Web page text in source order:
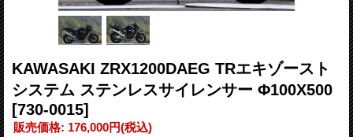
KAWASAKI ZRX1200DAEG TRエキゾースト
システム ステンレスサイレンサー Φ100X500
[730-0015]
販売価格: 176,000円(税込)